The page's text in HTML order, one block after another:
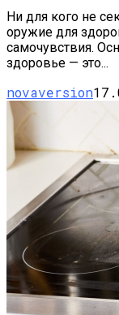
Ни для кого не
оружие для
самочувствия.
здоровье — это...
novaversion